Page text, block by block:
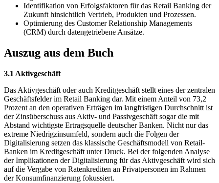
Identifikation von Erfolgsfaktoren für das Retail Banking der
Zukunft hinsichtlich Vertrieb, Produkten und Prozessen.
Optimierung des Customer Relationship Managements
(CRM) durch datengetriebene Ansätze.
Auszug aus dem Buch
3.1 Aktivgeschäft
Das Aktivgeschäft oder auch Kreditgeschäft stellt eines der zentralen
Geschäftsfelder im Retail Banking dar. Mit einem Anteil von 73,2
Prozent an den operativen Erträgen im langfristigen Durchschnitt ist
der Zinsüberschuss aus Aktiv- und Passivgeschäft sogar die mit
Abstand wichtigste Ertragsquelle deutscher Banken. Nicht nur das
extreme Niedrigzinsumfeld, sondern auch die Folgen der
Digitalisierung setzen das klassische Geschäftsmodell von Retail-
Banken im Kreditgeschäft unter Druck. Bei der folgenden Analyse
der Implikationen der Digitalisierung für das Aktivgeschäft wird sich
auf die Vergabe von Ratenkrediten an Privatpersonen im Rahmen
der Konsumfinanzierung fokussiert.